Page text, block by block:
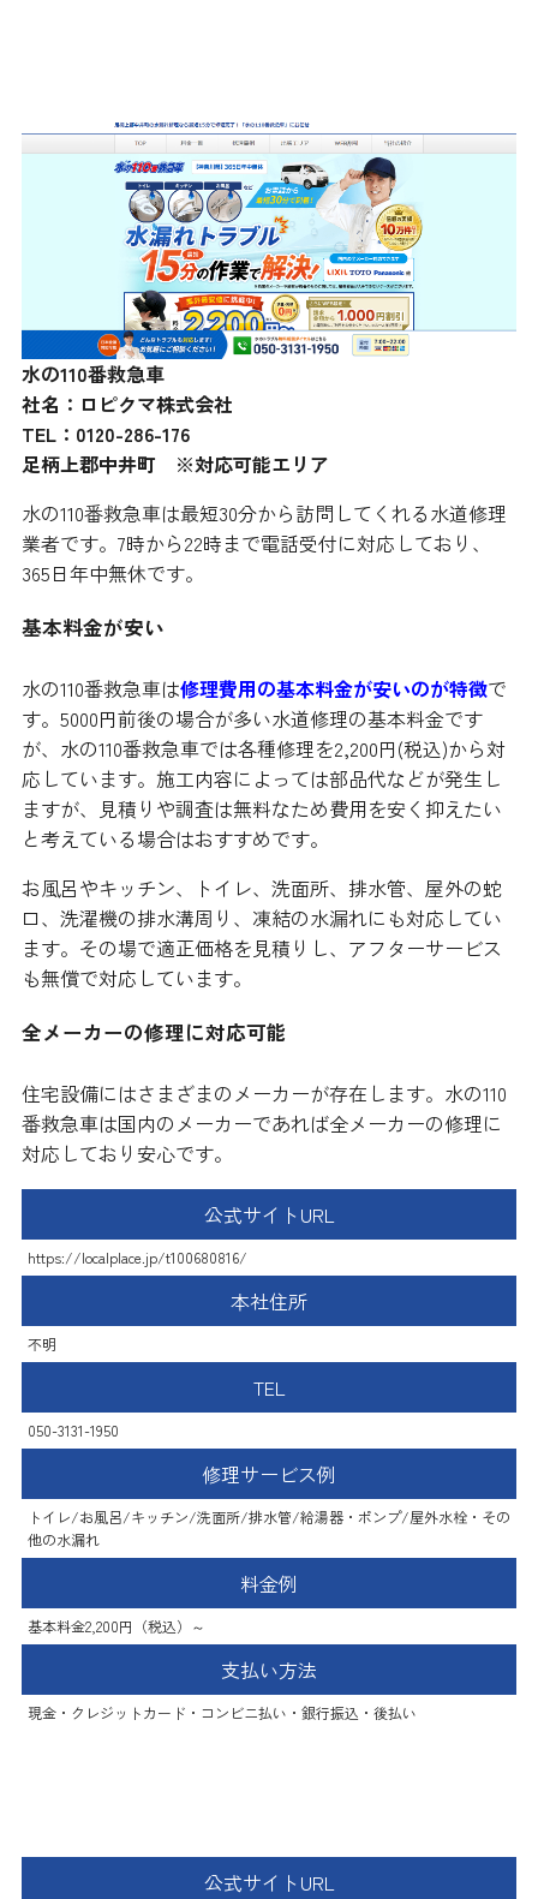
水の110番救急車
社名：ロピクマ株式会社
TEL：0120-286-176
足柄上郡中井町 ※対応可能エリア
水の110番救急車は最短30分から訪問してくれる水道修理
業者です。7時から22時まで電話受付に対応しており、
365日年中無休です。
基本料金が安い
水の110番救急車は修理費用の基本料金が安いのが特徴で
す。5000円前後の場合が多い水道修理の基本料金です
が、水の110番救急車では各種修理を2,200円(税込)から対
応しています。施工内容によっては部品代などが発生し
ますが、見積りや調査は無料なため費用を安く抑えたい
と考えている場合はおすすめです。
お風呂やキッチン、トイレ、洗面所、排水管、屋外の蛇
口、洗濯機の排水溝周り、凍結の水漏れにも対応してい
ます。その場で適正価格を見積りし、アフターサービス
も無償で対応しています。
全メーカーの修理に対応可能
住宅設備にはさまざまのメーカーが存在します。水の110
番救急車は国内のメーカーであれば全メーカーの修理に
対応しており安心です。
公式サイトURL
https://localplace.jp/t100680816/
本社住所
不明
TEL
050-3131-1950
修理サービス例
トイレ/お風呂/キッチン/洗面所/排水管/給湯器・ポンプ/屋外水栓・その
他の水漏れ
料金例
基本料金2,200円（税込）～
支払い方法
現金・クレジットカード・コンビニ払い・銀行振込・後払い
公式サイトURL